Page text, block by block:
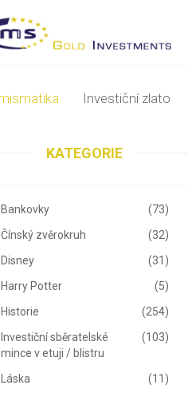
Investiční zlato
KATEGORIE
(73)
Bankovky
(32)
Čínský zvěrokruh
(31)
Disney
(5)
Harry Potter
(254)
Historie
(103)
Investiční sběratelské
mince v etuji / blistru
(11)
Láska